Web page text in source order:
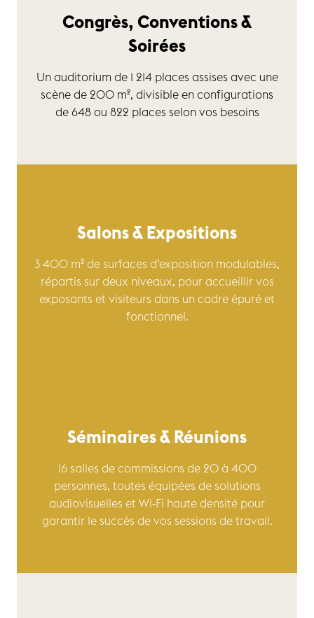
Congrès, Conventions&
Soirées
Un auditorium de 1 214 places assises avec une
scène de 200 m², divisible en configurations
de 648 ou 822 places selon vos besoins
Salons & Expositions
3 400 m² de surfaces d’exposition modulables,
répartis sur deux niveaux, pour accueillir vos
exposants et visiteurs dans un cadre épuré et
fonctionnel.
Séminaires & Réunions
16 salles de commissions de 20 à 400
personnes, toutes équipées de solutions
audiovisuelles et Wi-Fi haute densité pour
garantir le succès de vos sessions de travail.